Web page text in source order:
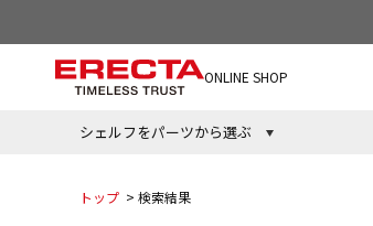
ONLINE SHOP
シェルフをパーツから選ぶ
トップ > 検索結果